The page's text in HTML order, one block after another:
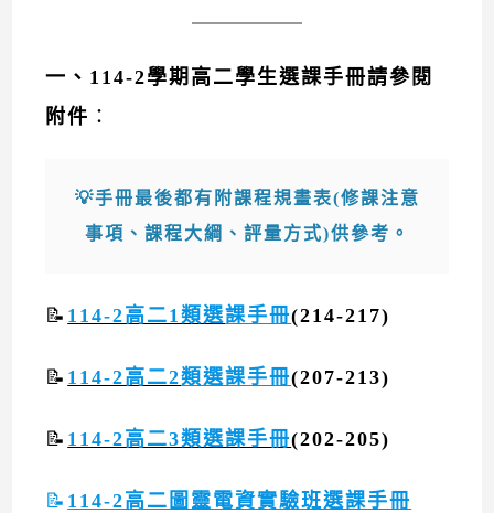
一、114-2學期高二學生選課手冊請參閱
附件 ：
💡手冊最後都有附課程規畫表(修課注意
事項、課程大綱、評量方式)供參考。
📝 114-2高二1類選課手冊(214-217)
📝 114-2高二2類選課手冊(207-213)
📝 114-2高二3類選課手冊(202-205)
📝 114-2高二圖靈電資實驗班選課手冊